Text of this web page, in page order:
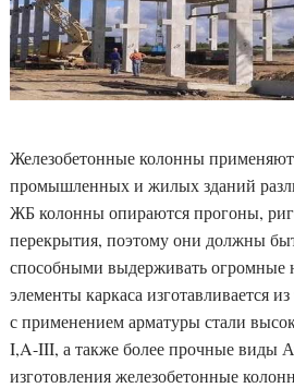
Железобетонные колонны
промышленных и жилых зданий
ЖБ колонны опираются прогоны,
перекрытия, поэтому они должны
способными выдерживать огромные
элементы каркаса изготавливается
с применением арматуры стали
I,A-III, а также более прочные виды
изготовления железобетонные